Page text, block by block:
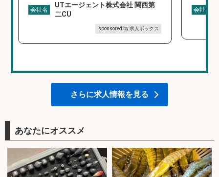
会社名
UTエージェント株式会社 関西第
二CU
sponsored by 求人ボックス
会社名
さらに求人情報を見る
あなたにオススメ